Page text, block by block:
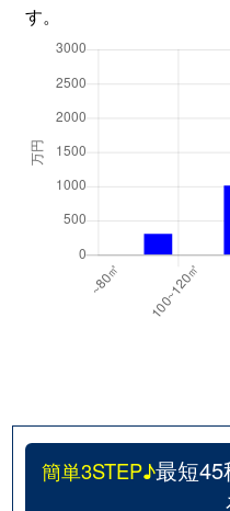
す。
簡単3STEP♪最短